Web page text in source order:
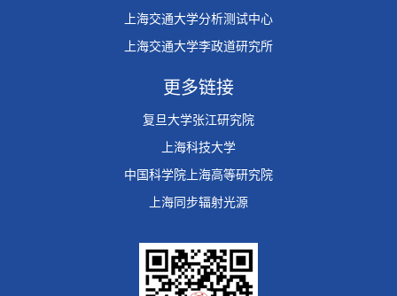
上海交通大学分析测试中心
上海交通大学李政道研究所
更多链接
复旦大学张江研究院
上海科技大学
中国科学院上海高等研究院
上海同步辐射光源